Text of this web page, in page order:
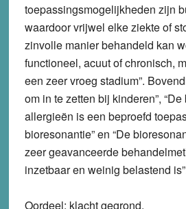
toepassingsmogelijkheden zijn
waardoor vrijwel elke ziekte of
zinvolle manier behandeld kan
functioneel, acuut of chronisch,
een zeer vroeg stadium”.
om in te zetten bij kinderen”,
allergieën is een beproefd
bioresonantie” en “De
zeer geavanceerde
inzetbaar en weinig belastend
Oordeel: klachtgegrond.